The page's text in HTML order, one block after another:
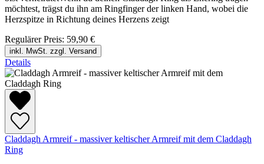
möchtest, trägst du ihn am Ringfinger der linken Hand, wobei die
Herzspitze in Richtung deines Herzens zeigt
Regulärer Preis: 59,90 €
inkl. MwSt. zzgl. Versand
Details
Claddagh Armreif - massiver keltischer Armreif mit dem Claddagh
Ring